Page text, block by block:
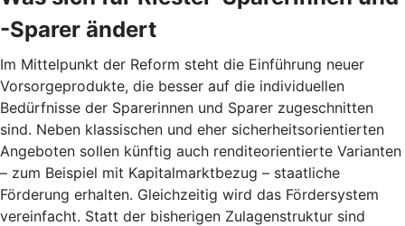
-Sparer ändert
Im Mittelpunkt der Reform steht die Einführung neuer
Vorsorgeprodukte, die besser auf die individuellen
Bedürfnisse der Sparerinnen und Sparer zugeschnitten
sind. Neben klassischen und eher sicherheitsorientierten
Angeboten sollen künftig auch renditeorientierte Varianten
– zum Beispiel mit Kapitalmarktbezug – staatliche
Förderung erhalten. Gleichzeitig wird das Fördersystem
vereinfacht. Statt der bisherigen Zulagenstruktur sind